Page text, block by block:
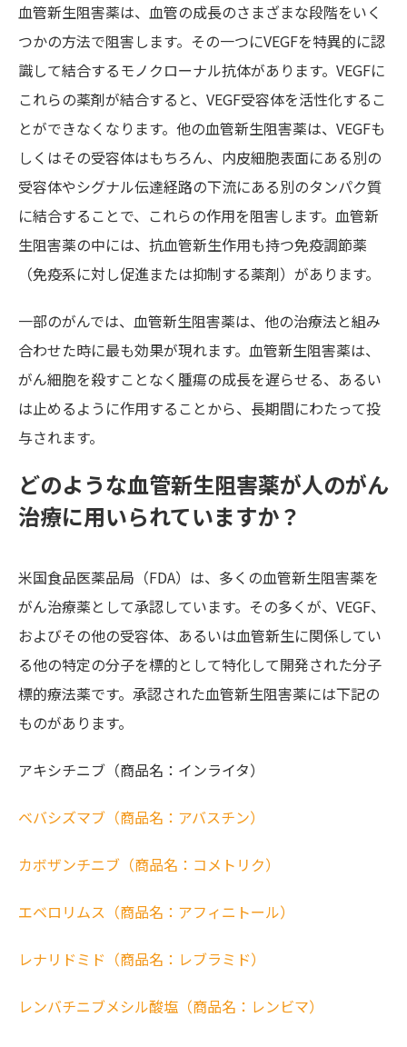
血管新生阻害薬は、血管の成長のさまざまな段階をいく
つかの方法で阻害します。その一つにVEGFを特異的に認
識して結合するモノクローナル抗体があります。VEGFに
これらの薬剤が結合すると、VEGF受容体を活性化するこ
とができなくなります。他の血管新生阻害薬は、VEGFも
しくはその受容体はもちろん、内皮細胞表面にある別の
受容体やシグナル伝達経路の下流にある別のタンパク質
に結合することで、これらの作用を阻害します。血管新
生阻害薬の中には、抗血管新生作用も持つ免疫調節薬
（免疫系に対し促進または抑制する薬剤）があります。
一部のがんでは、血管新生阻害薬は、他の治療法と組み
合わせた時に最も効果が現れます。血管新生阻害薬は、
がん細胞を殺すことなく腫瘍の成長を遅らせる、あるい
は止めるように作用することから、長期間にわたって投
与されます。
どのような血管新生阻害薬が人のがん
治療に用いられていますか？
米国食品医薬品局（FDA）は、多くの血管新生阻害薬を
がん治療薬として承認しています。その多くが、VEGF、
およびその他の受容体、あるいは血管新生に関係してい
る他の特定の分子を標的として特化して開発された分子
標的療法薬です。承認された血管新生阻害薬には下記の
ものがあります。
アキシチニブ（商品名：インライタ）
ベバシズマブ（商品名：アバスチン）
カボザンチニブ（商品名：コメトリク）
エベロリムス（商品名：アフィニトール）
レナリドミド（商品名：レブラミド）
レンバチニブメシル酸塩（商品名：レンビマ）